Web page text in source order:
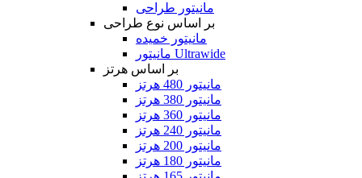
مانیتور طراحی
بر اساس نوع طراحی
مانیتور خمیده
مانیتور Ultrawide
بر اساس هرتز
مانیتور 480 هرتز
مانیتور 380 هرتز
مانیتور 360 هرتز
مانیتور 240 هرتز
مانیتور 200 هرتز
مانیتور 180 هرتز